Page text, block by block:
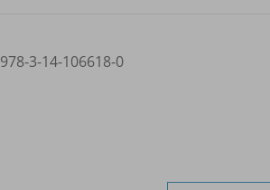
978-3-14-106618-0